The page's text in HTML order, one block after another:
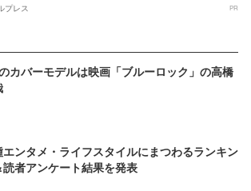
プレス
PR
カバーモデルは映画「ブルーロック」の高橋
エンタメ・ライフスタイルにまつわるランキン
読者アンケート結果を発表